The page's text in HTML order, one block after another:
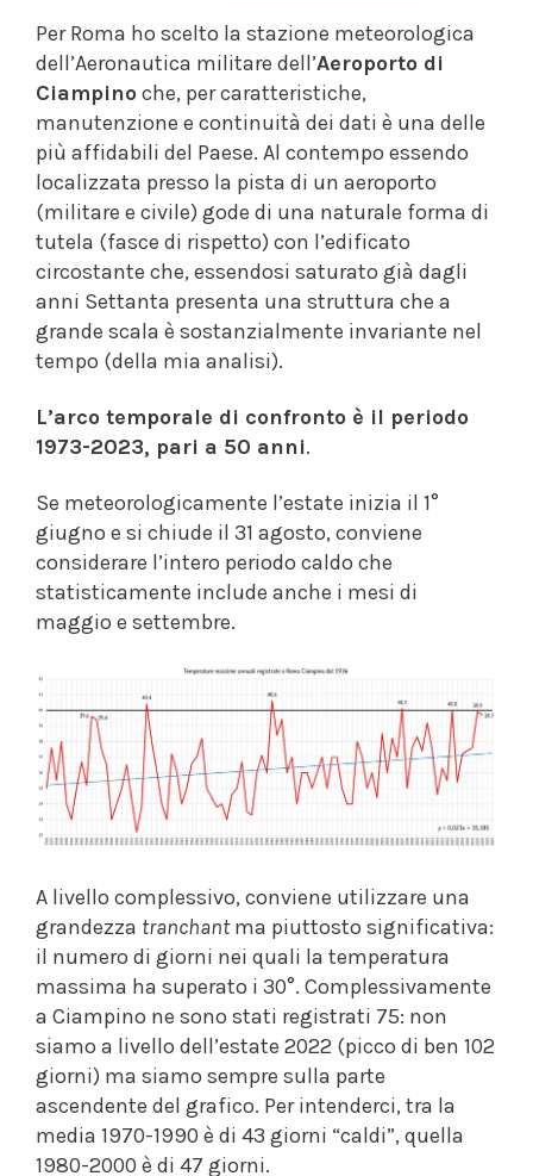
Per Roma ho scelto la stazione meteorologica
dell’Aeronautica militare dell’Aeroporto di
Ciampino che, per caratteristiche,
manutenzione e continuità dei dati è una delle
più affidabili del Paese. Al contempo essendo
localizzata presso la pista di un aeroporto
(militare e civile) gode di una naturale forma di
tutela (fasce di rispetto) con l’edificato
circostante che, essendosi saturato già dagli
anni Settanta presenta una struttura che a
grande scala è sostanzialmente invariante nel
tempo (della mia analisi).
L’arco temporale di confronto è il periodo
1973-2023, pari a 50 anni.
Se meteorologicamente l’estate inizia il 1°
giugno e si chiude il 31 agosto, conviene
considerare l’intero periodo caldo che
statisticamente include anche i mesi di
maggio e settembre.
A livello complessivo, conviene utilizzare una
grandezza tranchantma piuttosto significativa:
il numero di giorni nei quali la temperatura
massima ha superato i 30°. Complessivamente
a Ciampino ne sono stati registrati 75: non
siamo a livello dell’estate 2022 (picco di ben 102
giorni) ma siamo sempre sulla parte
ascendente del grafico. Per intenderci, tra la
media 1970-1990 è di 43 giorni “caldi”, quella
1980-2000 è di 47 giorni.